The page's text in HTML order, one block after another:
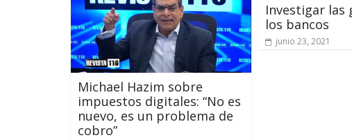
Michael Hazim sobre
impuestos digitales: “No es
nuevo, es un problema de
cobro”
Investigar las
los bancos
junio 23, 2021